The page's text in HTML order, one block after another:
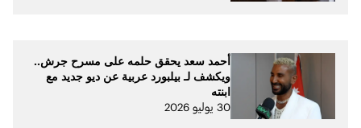
أحمد سعد يحقق حلمه على مسرح جرش..
ويكشف لـ بيلبورد عربية عن ديو جديد مع
ابنته
30 يوليو 2026